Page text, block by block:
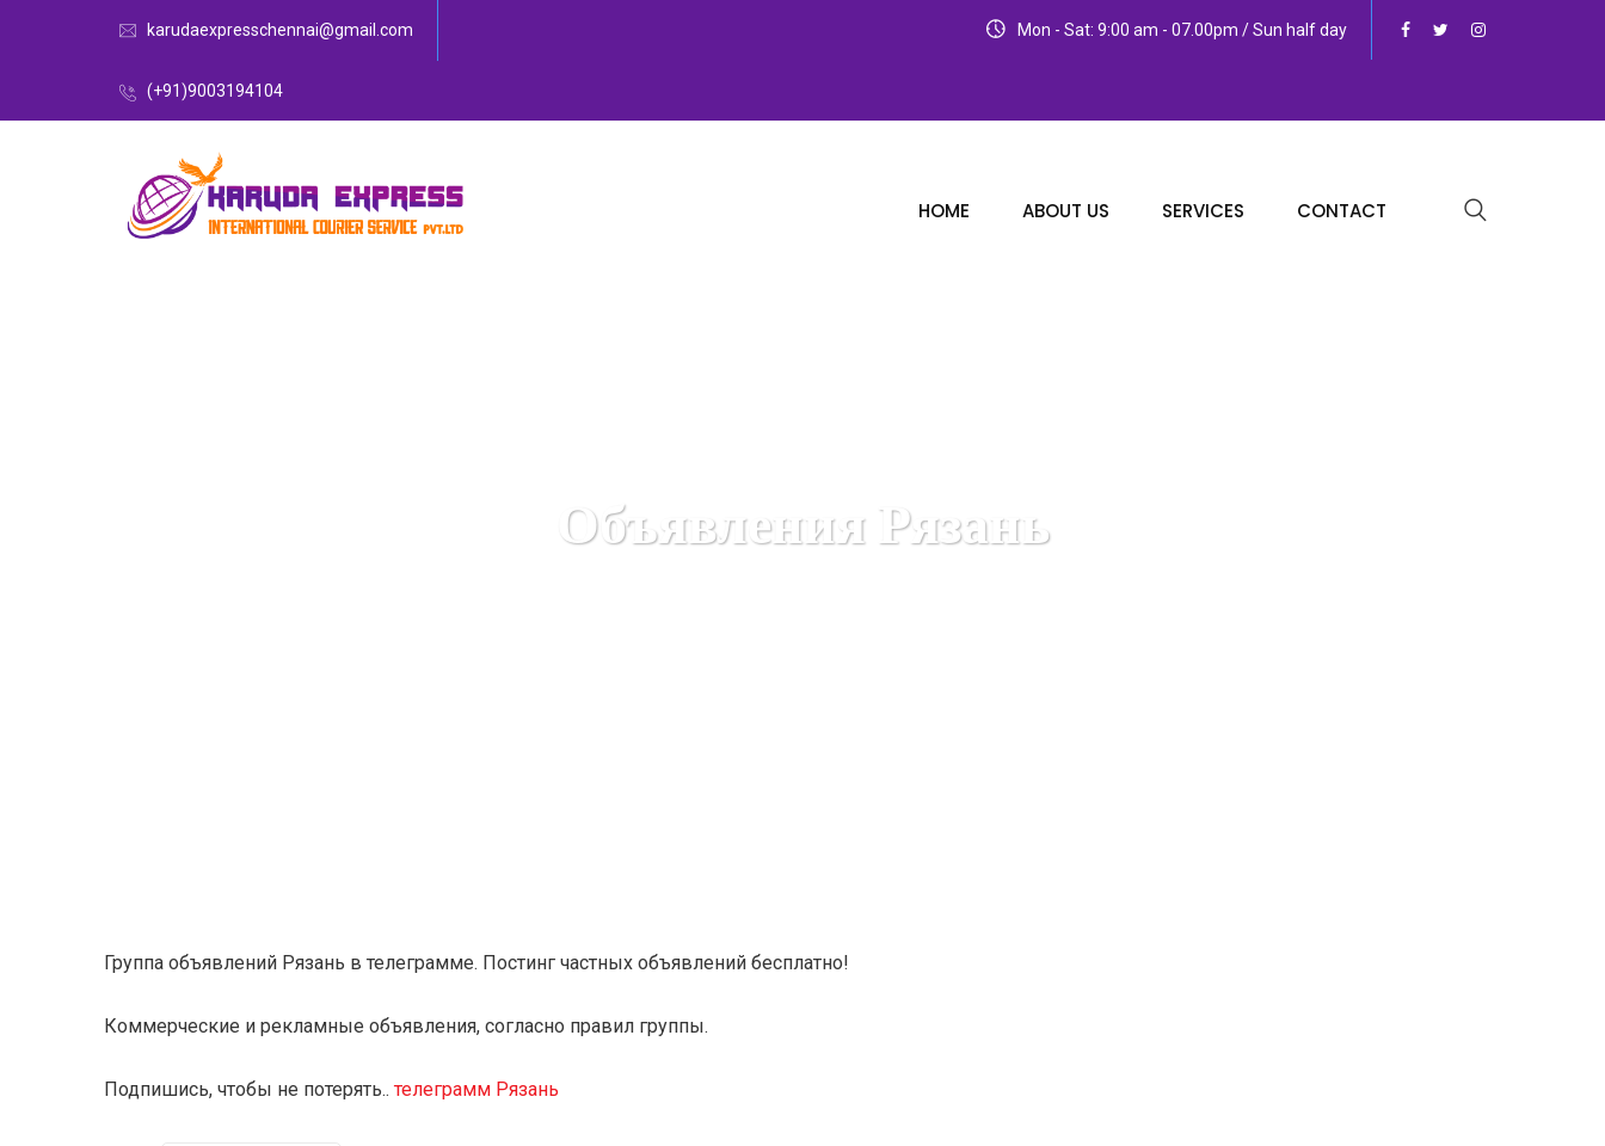
karudaexpresschennai@gmail.com
(+91)9003194104
Mon - Sat: 9:00 am - 07.00pm / Sun half day
HOME ABOUT US SERVICES CONTACT
Объявления Рязань
Группа объявлений Рязань в телеграмме. Постинг частных объявлений бесплатно!
Коммерческие и рекламные объявления, согласно правил группы.
Подпишись, чтобы не потерять.. телеграмм Рязань